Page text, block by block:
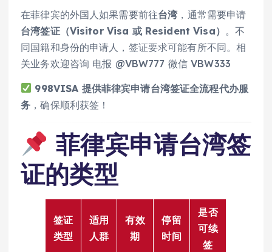
在菲律宾的外国人如果需要前往台湾 ，通常需要申请
台湾签证（Visitor Visa 或 Resident Visa） 。不
同国籍和身份的申请人，签证要求可能有所不同。相
关业务欢迎咨询 电报 @VBW777 微信 VBW333
998VISA 提供菲律宾申请台湾签证全流程代办服
务 ，确保顺利获签！
菲律宾申请台湾签
证的类型
签证
类型
适用
人群
有效
期
停留
时间
是否
可续
签